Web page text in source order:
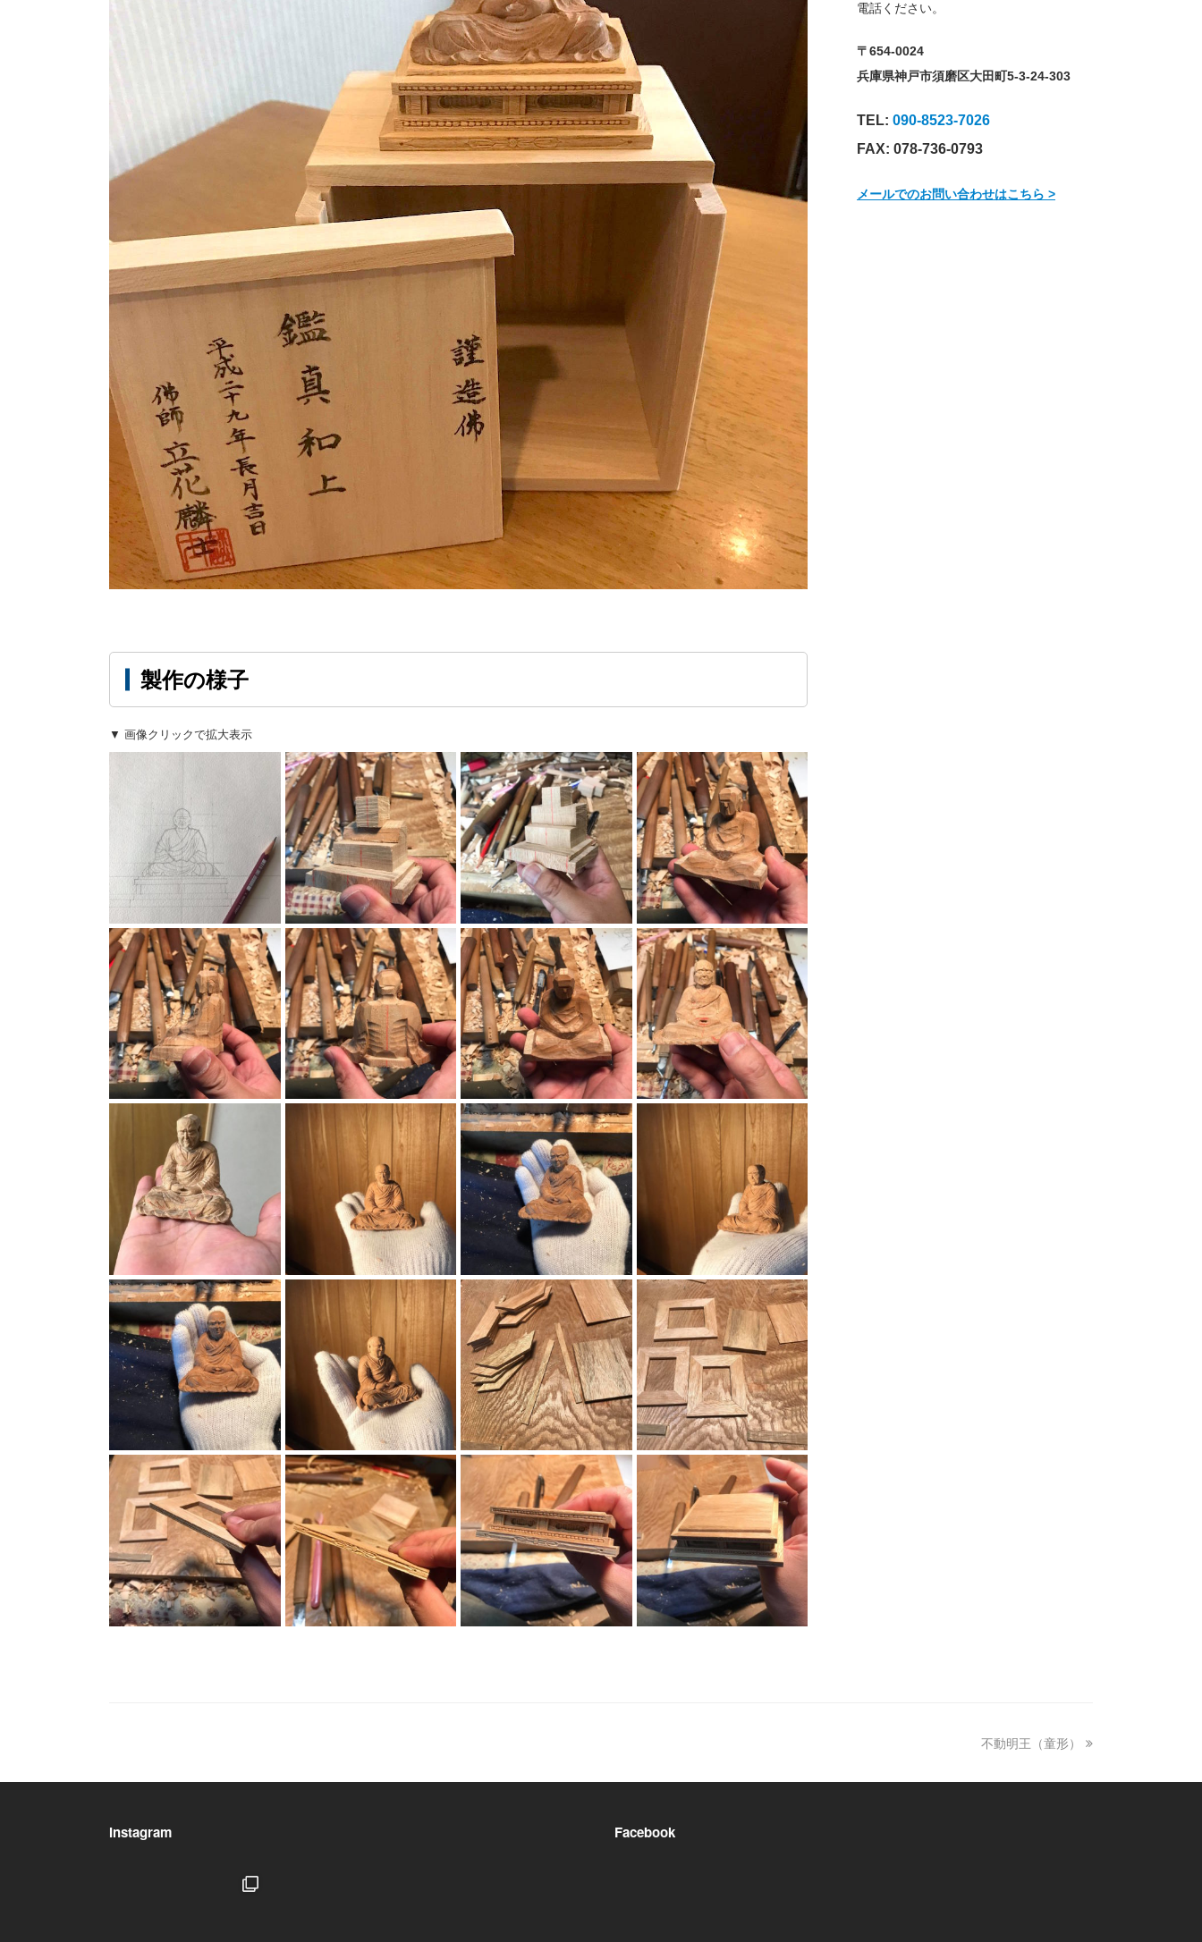
製作の様子
▼ 画像クリックで拡大表示
電話ください。
〒654-0024
兵庫県神戸市須磨区大田町5-3-24-303
TEL: 090-8523-7026
FAX: 078-736-0793
メールでのお問い合わせはこちら >
next
不動明王（童形）
Instagram Facebook